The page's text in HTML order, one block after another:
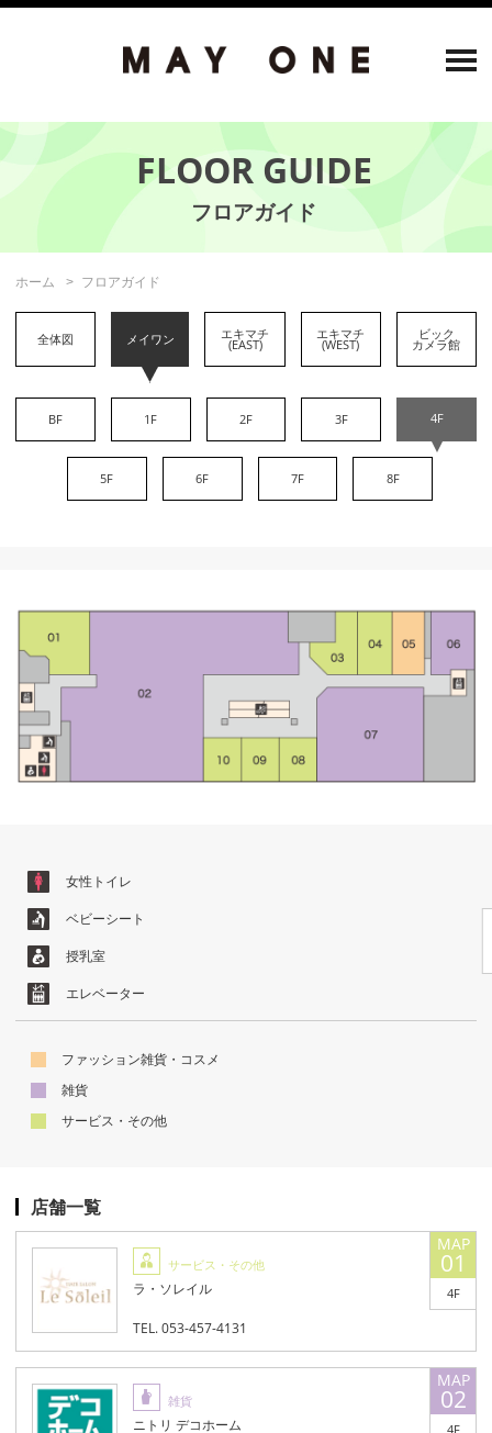
FLOOR GUIDE
ホーム フロアガイド
全体図 メイワン エキマチ
(EAST)
エキマチ
(WEST)
ビック
カメラ館
BF 1F 2F 3F 4F
5F 6F 7F 8F
女性トイレ
ベビーシート
授乳室
エレベーター
ファッション雑貨・コスメ
雑貨
サービス・その他
店舗一覧
サービス・その他 01
4F
ラ・ソレイル
TEL. 053-457-4131
雑貨 02
ニトリ デコホーム